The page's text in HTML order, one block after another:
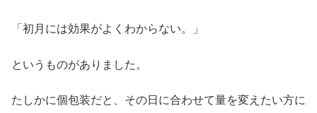
「初月には効果がよくわからない。」
というものがありました。
たしかに個包装だと、その日に合わせて量を変えたい方に